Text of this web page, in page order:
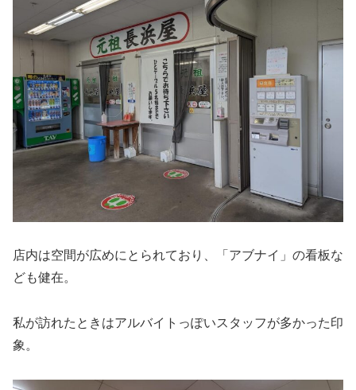
店内は空間が広めにとられており、「アブナイ」の看板な
ども健在。
私が訪れたときはアルバイトっぽいスタッフが多かった印
象。